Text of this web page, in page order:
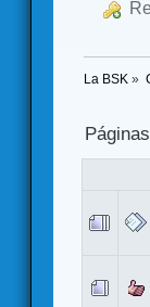
La BSK »